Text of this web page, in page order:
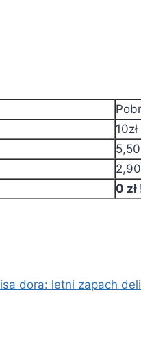
10zł
0 zł
isa dora: letni zapach